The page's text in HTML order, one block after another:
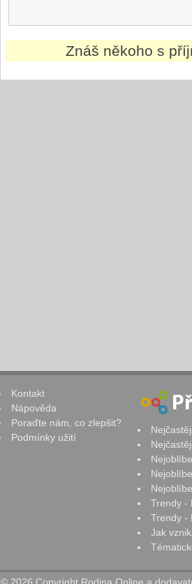
Znáš někoho s
Kontakt
Nápověda
Poraďte nám, co zlepšit?
Podmínky užití
Trendy -
Trendy -
Jak